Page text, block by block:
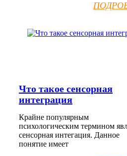
Что такое сенсорная
интеграция
Крайне популярным
психологическим термином
сенсорная интегация. Данное
понятие имеет